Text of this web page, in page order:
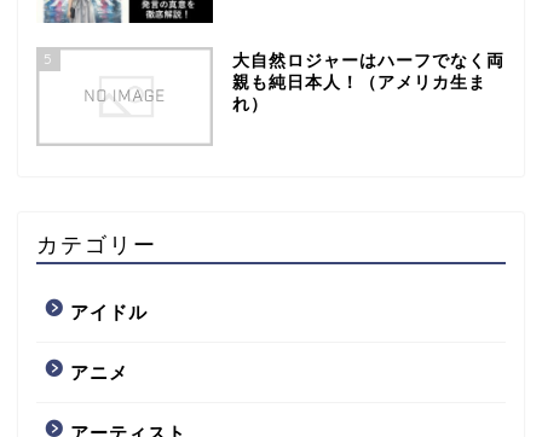
5
大自然ロジャーはハーフでなく両
親も純日本人！（アメリカ生ま
れ）
カテゴリー
アイドル
アニメ